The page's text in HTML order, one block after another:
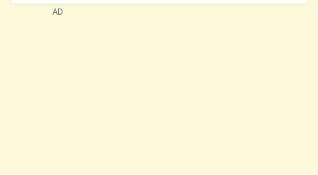
AD